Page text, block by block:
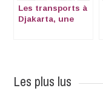
Les transports à
Djakarta, une
Les plus lus